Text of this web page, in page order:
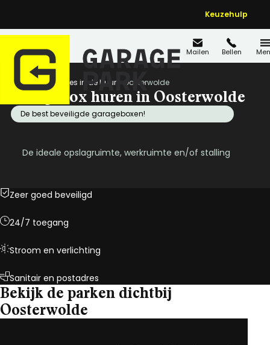
Keuzehulp
Mailen Bellen
Home Locaties in de buurt Oosterwolde
Garagebox huren in Oosterwolde
De best beveiligde garageboxen!
De ideale opslagruimte, werkruimte en/of stalling
Zeer goed beveiligd
24/7 toegang
Stroom en verlichting
Sanitair en postadres
Bekijk de parken dichtbij
Oosterwolde